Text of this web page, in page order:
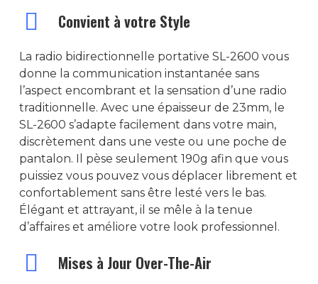
Convient à votre Style
La radio bidirectionnelle portative SL-2600 vous
donne la communication instantanée sans
l’aspect encombrant et la sensation d’une radio
traditionnelle. Avec une épaisseur de 23mm, le
SL-2600 s’adapte facilement dans votre main,
discrètement dans une veste ou une poche de
pantalon. Il pèse seulement 190g afin que vous
puissiez vous pouvez vous déplacer librement et
confortablement sans être lesté vers le bas.
Élégant et attrayant, il se mêle à la tenue
d’affaires et améliore votre look professionnel.
Mises à Jour Over-The-Air
ACCUEIL
RADIOCOMMUNICATION